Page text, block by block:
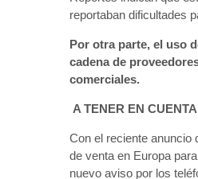
reportaban dificultades
Por otra parte, el uso
cadena de
comerciales.
A TENER EN CUENTA
Con el reciente anuncio
de venta en Europa
nuevo aviso por los